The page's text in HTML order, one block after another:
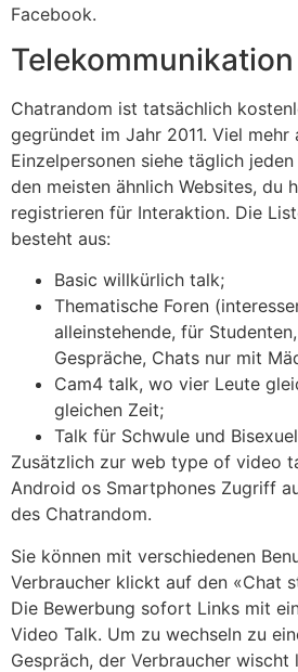
Facebook.
Chatrandom ist tatsächlich
gegründet im Jahr 2011. Viel mehr
Einzelpersonen siehe täglich
den meisten ähnlich Websites, du
registrieren für Interaktion. Die
besteht aus:
Basic willkürlich talk;
Thematische Foren
alleinstehende, für
Gespräche, Chats nur mit
Cam4 talk, wo vier Leute
gleichen Zeit;
Talk für Schwule und
Zusätzlich zur web type of video
Android os Smartphones Zugriff
des Chatrandom.
Sie können mit verschiedenen
Verbraucher klickt auf den «Chat
Die Bewerbung sofort Links mit
Video Talk. Um zu wechseln zu
Gespräch, der Verbraucher wischt